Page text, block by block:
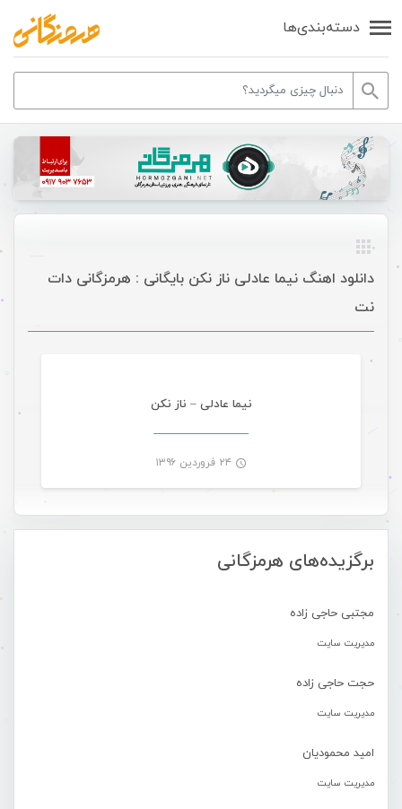
دسته‌بندی‌ها
برگزیده‌های هرمزگانی
مجتبی حاجی زاده
مدیریت سایت
حجت حاجی زاده
مدیریت سایت
امید محمودیان
مدیریت سایت
دانلود اهنگ نیما عادلی ناز نکن بایگانی : هرمزگانی دات
نت
نیما عادلی – ناز نکن
۲۴ فروردین ۱۳۹۶